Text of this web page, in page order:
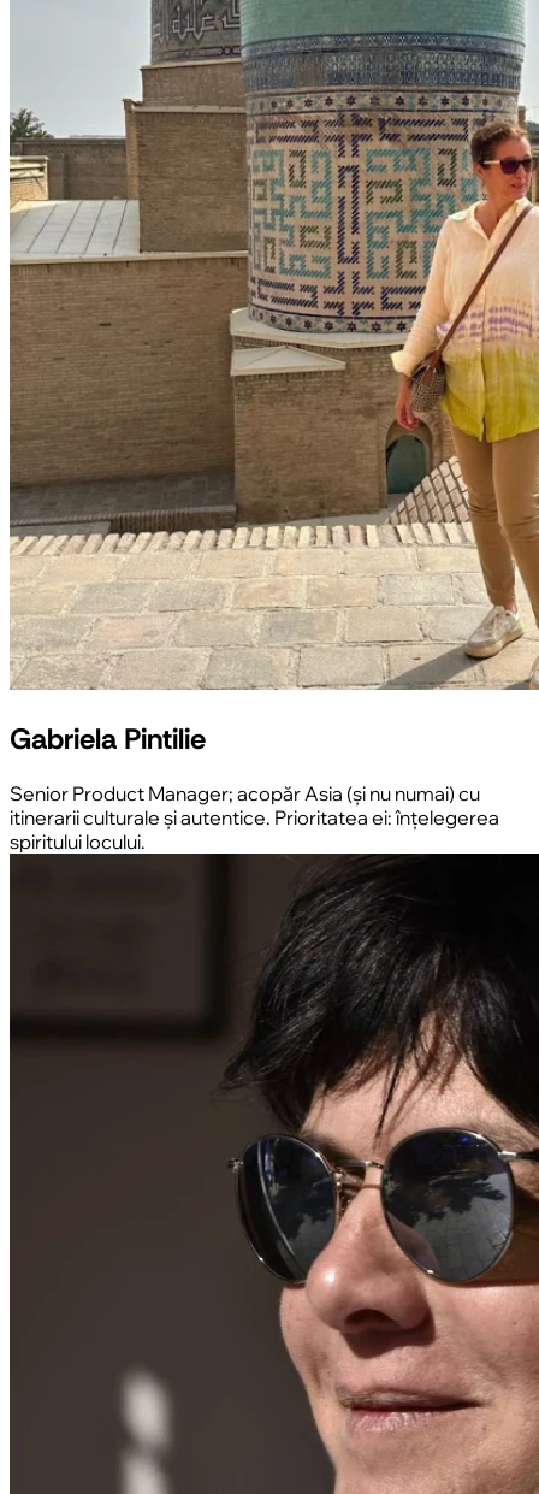
Gabriela Pintilie
Senior Product Manager; acopăr Asia (și nu numai) cu
itinerarii culturale și autentice. Prioritatea ei: înțelegerea
spiritului locului.